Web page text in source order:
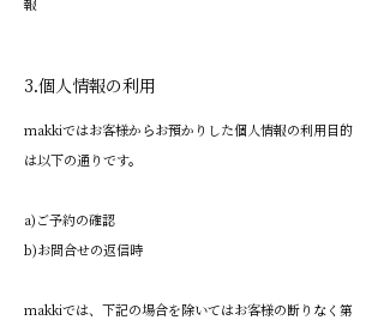
3.個人情報の利用
makkiではお客様からお預かりした個人情報の利用目的
は以下の通りです。
a)ご予約の確認
b)お問合せの返信時
makkiでは、下記の場合を除いてはお客様の断りなく第